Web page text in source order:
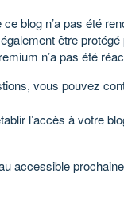
blog n’a pas été
être
n’a pas été
vous pouvez
l’accès à votre
accessible